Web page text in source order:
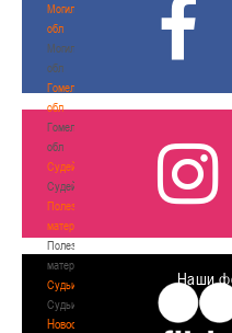
Могилевская
обл
Могилевская
обл
Гомельская
обл
Гомельская
обл
Судейство
Судейство
Полезные
материалы
Полезные
материалы
Судьи
Судьи
Новости
Наши